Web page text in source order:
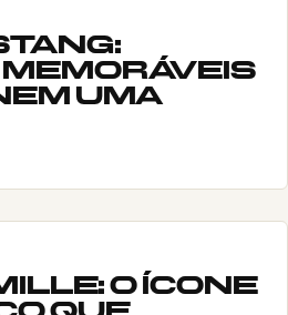
UMA
O ÍCONE